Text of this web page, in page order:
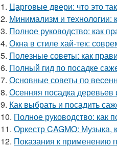
1. Царговые двери: что это
2. Минимализм и технологии:
3. Полное руководство: как
4. Окна в стиле хай-тек:
5. Полезные советы: как
6. Полный гид по посадке
7. Основные советы по
8. Осенняя посадка деревьев
9. Как выбрать и посадить
10. Полное руководство: как
11. Оркестр CAGMO: Музыка,
12. Показания к применению